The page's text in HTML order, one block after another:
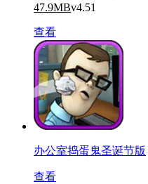
47.9MBv4.51
查看
办公室捣蛋鬼圣诞节版
查看